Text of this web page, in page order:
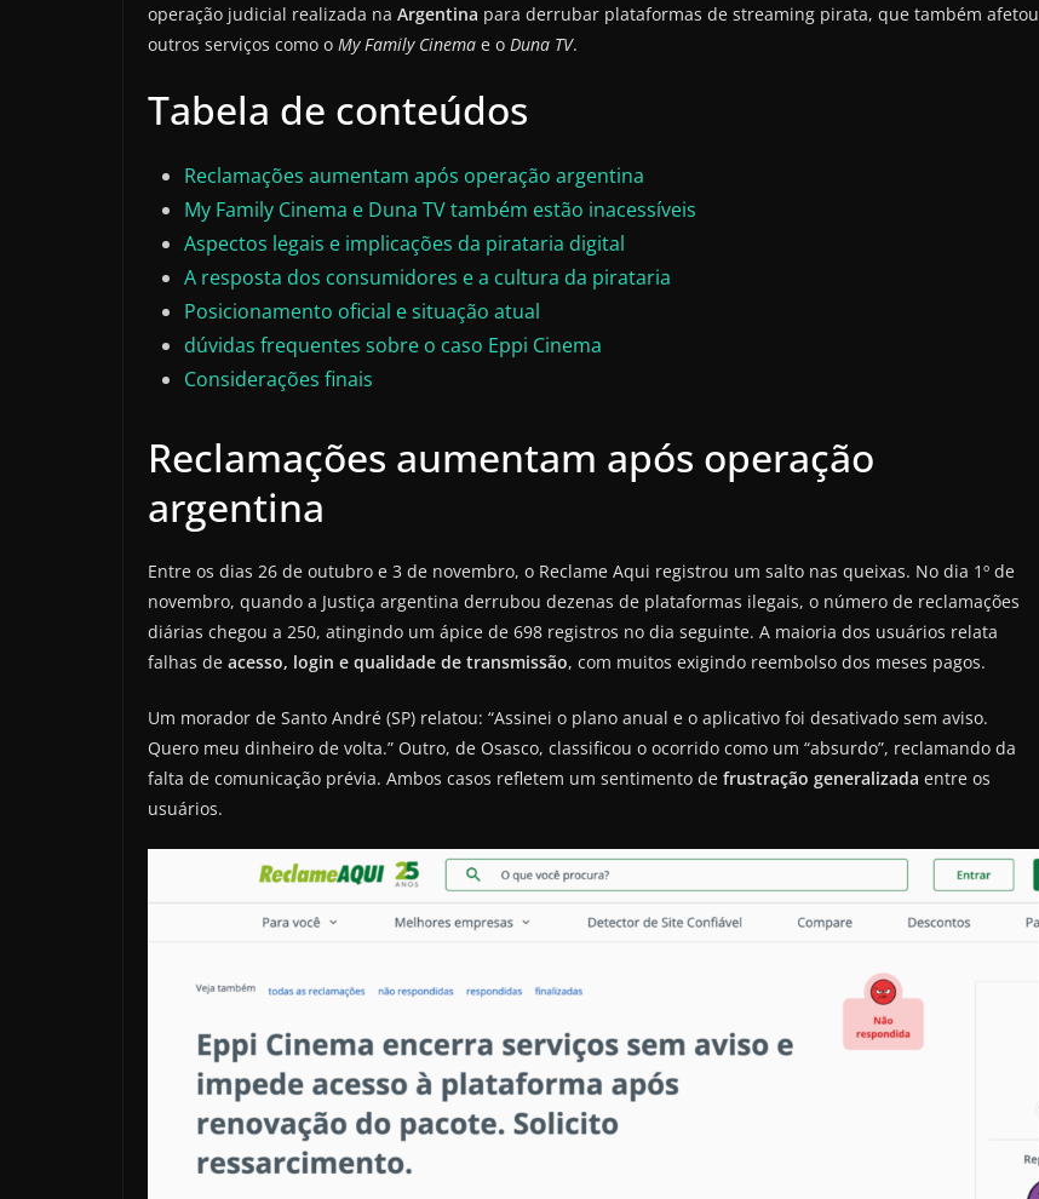
operação judicial realizada na Argentina para derrubar plataformas de streaming pirata, que também afetou
outros serviços como o My Family Cinema e o Duna TV.
Tabela de conteúdos
Reclamações aumentam após operação argentina
My Family Cinema e Duna TV também estão inacessíveis
Aspectos legais e implicações da pirataria digital
A resposta dos consumidores e a cultura da pirataria
Posicionamento oficial e situação atual
dúvidas frequentes sobre o caso Eppi Cinema
Considerações finais
Reclamações aumentam após operação
argentina
Entre os dias 26 de outubro e 3 de novembro, o Reclame Aqui registrou um salto nas queixas. No dia 1º de
novembro, quando a Justiça argentina derrubou dezenas de plataformas ilegais, o número de reclamações
diárias chegou a 250, atingindo um ápice de 698 registros no dia seguinte. A maioria dos usuários relata
falhas de acesso, login e qualidade de transmissão, com muitos exigindo reembolso dos meses pagos.
Um morador de Santo André (SP) relatou: “Assinei o plano anual e o aplicativo foi desativado sem aviso.
Quero meu dinheiro de volta.” Outro, de Osasco, classificou o ocorrido como um “absurdo”, reclamando da
falta de comunicação prévia. Ambos casos refletem um sentimento de frustração generalizada entre os
usuários.